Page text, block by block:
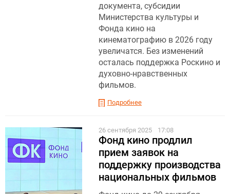
документа, субсидии
Министерства культуры и
Фонда кино на
кинематографию в 2026 году
увеличатся. Без изменений
осталась поддержка Роскино и
духовно-нравственных
фильмов.
Подробнее
26 сентября 2025 17:08
Фонд кино продлил
прием заявок на
поддержку производства
национальных фильмов